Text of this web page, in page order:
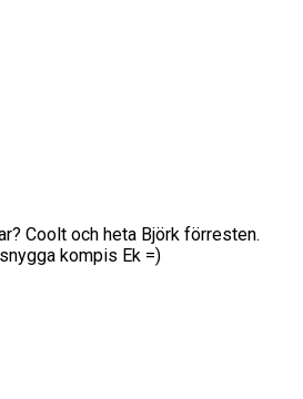
Coolt och heta Björk förresten.
kompis Ek =)